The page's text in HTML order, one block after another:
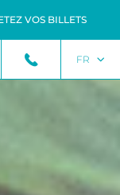
VOS BILLETS
FR